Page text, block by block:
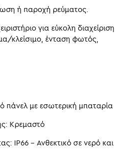
ή παροχή ρεύματος.
για εύκολη διαχείριση
κλείσιμο, ένταση φωτός,
πάνελ με εσωτερική μπαταρία
Κρεμαστό
IP66 – Ανθεκτικό σε νερό και